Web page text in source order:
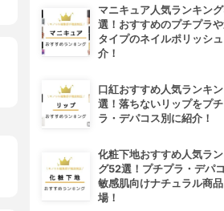
マニキュア人気ランキン
選！おすすめのプチプラ
タイプのネイルポリッシ
介！
口紅おすすめ人気ランキ
選！落ちないリップをプ
ラ・デパコス別に紹介！
化粧下地おすすめ人気ラ
グ52選！プチプラ・デパ
敏感肌向けナチュラル商
場！